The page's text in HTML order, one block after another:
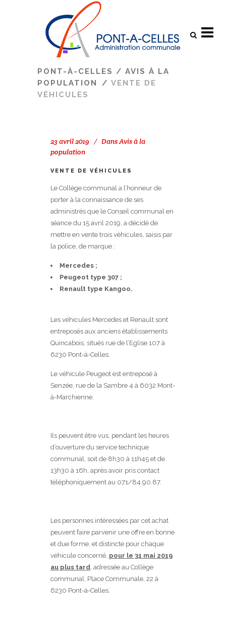
PONT-À-CELLES / AVIS À LA
POPULATION
/ VENTE DE
VÉHICULES
23 avril 2019 DansAvis à la
population
VENTE DE VÉHICULES
Le Collège communal a l’honneur de
porter à la connaissance de ses
administrés que le Conseil communal en
séance du 15 avril 2019, a décidé de
mettre en vente trois véhicules, saisis par
la police, de marque :
Mercedes ;
Peugeot type 307 ;
Renault type Kangoo.
Les véhicules Mercedes et Renault sont
entreposés aux anciens établissements
Quincabois, situés rue de l’Eglise 107 à
6230 Pont-à-Celles.
Le véhicule Peugeot est entreposé à
Senzée, rue de la Sambre 4 à 6032 Mont-
à-Marchienne.
Ils peuvent être vus, pendant les heures
d’ouverture du service technique
communal, soit de 8h30 à 11h45 et de
13h30 à 16h, après avoir pris contact
téléphoniquement au 071/84.90.87.
Les personnes intéressées par cet achat
peuvent faire parvenir une offre en bonne
et due forme, et distincte pour chaque
véhicule concerné, pour le 31 mai 2019
au plus tard, adressée au Collège
communal, Place Communale, 22 à
6230 Pont-à-Celles.